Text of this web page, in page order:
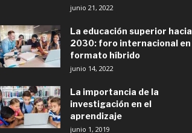
junio 21, 2022
La educación superior hacia
2030: foro internacional en
formato híbrido
junio 14, 2022
La importancia de la
investigación en el
aprendizaje
junio 1, 2019